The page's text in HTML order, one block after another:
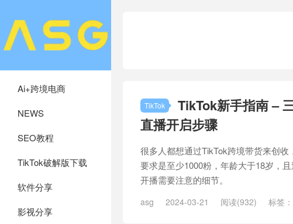
Ai+跨境电商
NEWS
SEO教程
TikTok破解版下载
软件分享
影视分享
TikTok
TikTok新手指南 –
直播开启步骤
很多人都想通过TikTok跨境带货来创
要求是至少1000粉，年龄大于18岁，
开播需要注意的细节。
asg 2024-03-21 阅读(932) 标签：